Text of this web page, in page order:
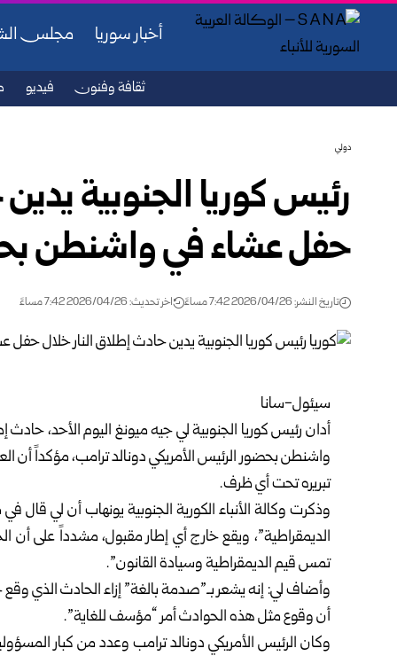
أخبار سوريا مجلس
ثقافة وفنون فيديو
دولي
رئيس كوريا الجنوبية
حفل عشاء في واشنطن
تاريخ النشر: 2026/04/26 7:42 مساءً اخر تحديث: 2026/04/26 7:42 مساءً
سيئول-سانا
أدان رئيس كوريا الجنوبية لي جيه ميونغ اليوم الأحد،
واشنطن بحضور الرئيس الأمريكي دونالد ترامب، مؤكداً أن
تبريره تحت أي ظرف.
وذكرت وكالة الأنباء الكورية الجنوبية يونهاب أن
الديمقراطية”، ويقع خارج أي إطار مقبول، مشدداً على أن
تمس قيم الديمقراطية وسيادة القانون”.
وأضاف لي: إنه يشعر بـ”صدمة بالغة” إزاء الحادث الذي وقع
أن وقوع مثل هذه الحوادث أمر “مؤسف للغاية”.
وكان الرئيس الأمريكي دونالد ترامب وعدد من كبار